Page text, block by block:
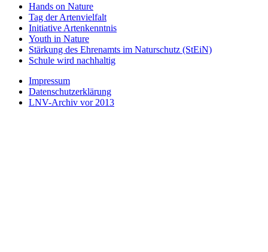
Hands on Nature
Tag der Artenvielfalt
Initiative Artenkenntnis
Youth in Nature
Stärkung des Ehrenamts im Naturschutz (StEiN)
Schule wird nachhaltig
Impressum
Datenschutzerklärung
LNV-Archiv vor 2013